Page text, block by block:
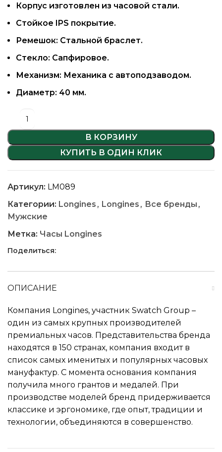
Корпус изготовлен из часовой стали.
Стойкое IPS покрытие.
Ремешок: Стальной браслет.
Стекло: Сапфировое.
Механизм: Механика с автоподзаводом.
Диаметр: 40 мм.
В КОРЗИНУ
КУПИТЬ В ОДИН КЛИК
Артикул: LM089
Категории: Longines , Longines , Все бренды ,
Мужские
Метка: Часы Longines
Поделиться:
ОПИСАНИЕ
Компания Longines, участник Swatch Group –
один из самых крупных производителей
премиальных часов. Представительства бренда
находятся в 150 странах, компания входит в
список самых именитых и популярных часовых
мануфактур. С момента основания компания
получила много грантов и медалей. При
производстве моделей бренд придерживается
классике и эргономике, где опыт, традиции и
технологии, объединяются в совершенство.